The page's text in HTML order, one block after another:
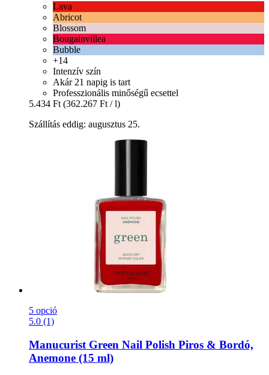
Lava
Abricot
Blossom
Bougainvillea
Bubble
+14
Intenzív szín
Akár 21 napig is tart
Professzionális minőségű ecsettel
5.434 Ft (362.267 Ft / l)
Szállítás eddig: augusztus 25.
5 opció
5.0 (1)
Manucurist Green Nail Polish Piros & Bordó,
Anemone (15 ml)